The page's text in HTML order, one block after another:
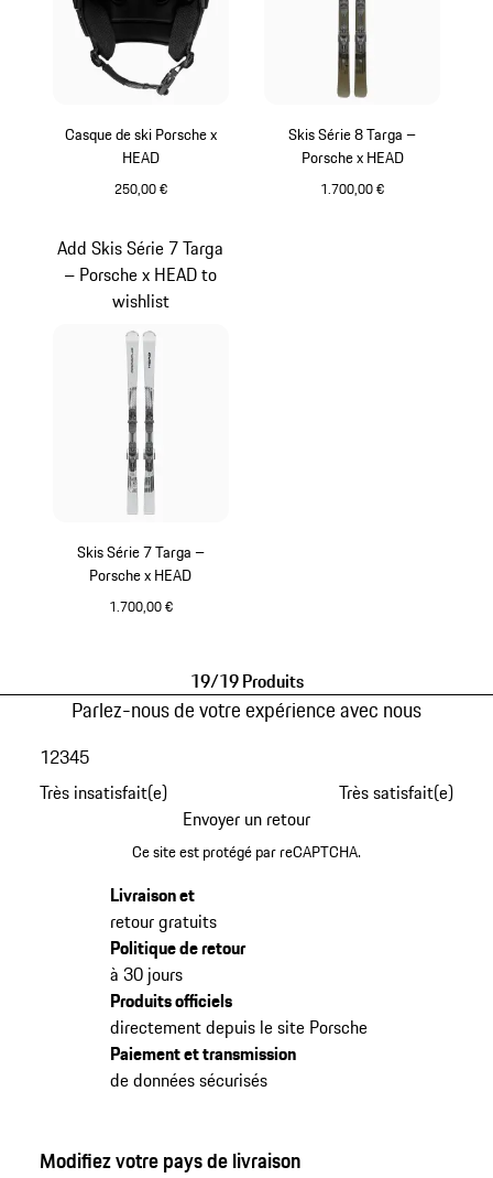
Casque de ski Porsche x
HEAD
250,00 €
Skis Série 8 Targa –
Porsche x HEAD
1.700,00 €
Skis Série 7 Targa –
Porsche x HEAD
1.700,00 €
Add Skis Série 7 Targa
– Porsche x HEAD to
wishlist
19/19 Produits
Parlez-nous de votre expérience avec nous
Très insatisfait(e)
12345
Très satisfait(e)
Envoyer un retour
Ce site est protégé par reCAPTCHA.
Livraison et
retour gratuits
Politique de retour
à 30 jours
Produits officiels
directement depuis le site Porsche
Paiement et transmission
de données sécurisés
Modifiez votre pays de livraison